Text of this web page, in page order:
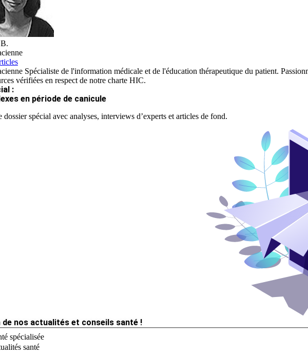
Spécialiste de l'information médicale et de l'éducation thérapeutique du patient.
vérifiées en respect de notre charte HIC.
:
en période de canicule
dossier spécial avec analyses, interviews d’experts et articles de fond.
de nos actualités et conseils santé !
spécialisée
santé